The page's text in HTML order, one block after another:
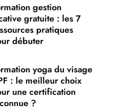
gestion
gratuite : les 7
pratiques
débuter
yoga du visage
: le meilleur choix
une certification
?